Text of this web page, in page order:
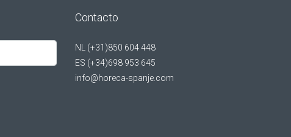
Contacto
NL (+31)850 604 448
ES (+34)698 953 645
info@horeca-spanje.com